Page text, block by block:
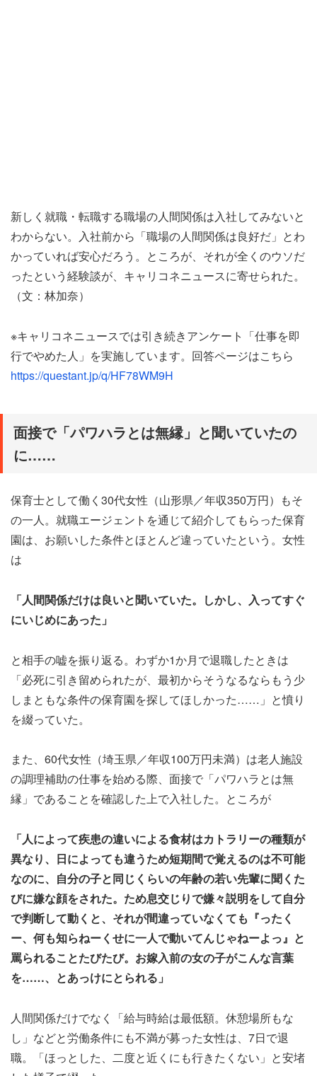
新しく就職・転職する職場の人間関係は入社してみないと
わからない。入社前から「職場の人間関係は良好だ」とわ
かっていれば安心だろう。ところが、それが全くのウソだ
ったという経験談が、キャリコネニュースに寄せられた。
（文：林加奈）
※キャリコネニュースでは引き続きアンケート「仕事を即
行でやめた人」を実施しています。回答ページはこちら
https://questant.jp/q/HF78WM9H
面接で「パワハラとは無縁」と聞いていたの
に……
保育士として働く30代女性（山形県／年収350万円）もそ
の一人。就職エージェントを通じて紹介してもらった保育
園は、お願いした条件とほとんど違っていたという。女性
は
「人間関係だけは良いと聞いていた。しかし、入ってすぐ
にいじめにあった」
と相手の嘘を振り返る。わずか1か月で退職したときは
「必死に引き留められたが、最初からそうなるならもう少
しまともな条件の保育園を探してほしかった……」と憤り
を綴っていた。
また、60代女性（埼玉県／年収100万円未満）は老人施設
の調理補助の仕事を始める際、面接で「パワハラとは無
縁」であることを確認した上で入社した。ところが
「人によって疾患の違いによる食材はカトラリーの種類が
異なり、日によっても違うため短期間で覚えるのは不可能
なのに、自分の子と同じくらいの年齢の若い先輩に聞くた
びに嫌な顔をされた。ため息交じりで嫌々説明をして自分
で判断して動くと、それが間違っていなくても『ったく
ー、何も知らねーくせに一人で動いてんじゃねーよっ』と
罵られることたびたび。お嫁入前の女の子がこんな言葉
を……、とあっけにとられる」
人間関係だけでなく「給与時給は最低額。休憩場所もな
し」などと労働条件にも不満が募った女性は、7日で退
職。「ほっとした、二度と近くにも行きたくない」と安堵